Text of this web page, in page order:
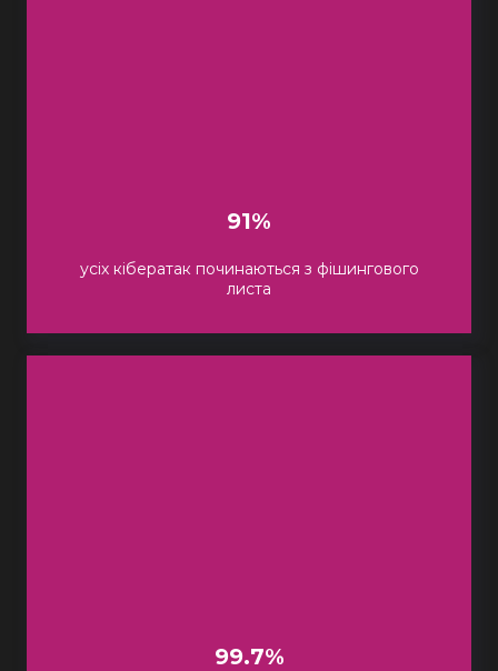
91%
усіх кібератак починаються з фішингового
листа
99.7%